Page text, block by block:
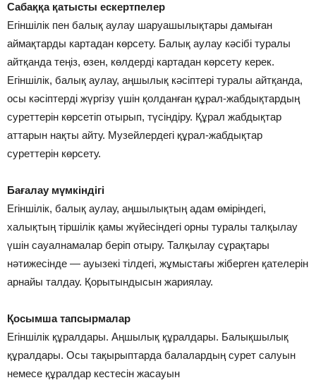
Сабаққа қатысты ескертпелер
Егіншілік пен балық аулау шаруашылықтары дамыған
аймақтарды картадан көрсету. Балық аулау кәсібі туралы
айтқанда теңіз, өзен, көлдерді картадан көрсету керек.
Егіншілік, балық аулау, аңшылық кәсіптері туралы айтқанда,
осы кәсіптерді жүргізу үшін қолданған құрал-жабдықтардың
суреттерін көрсетіп отырып, түсіндіру. Құрал жабдықтар
аттарын нақты айту. Музейлердегі құрал-жабдықтар
суреттерін көрсету.
Бағалау мүмкіндігі
Егіншілік, балық аулау, аңшылықтың адам өміріндегі,
халықтың тіршілік қамы жүйесіндегі орны туралы талқылау
үшін сауалнамалар беріп отыру. Талқылау сұрақтары
нәтижесінде — ауызекі тілдегі, жұмыстағы жіберген қателерін
арнайы талдау. Қорытындысын жариялау.
Қосымша тапсырмалар
Егіншілік құралдары. Аңшылық құралдары. Балықшылық
құралдары. Осы тақырыптарда балалардың сурет салуын
немесе құралдар кестесін жасауын